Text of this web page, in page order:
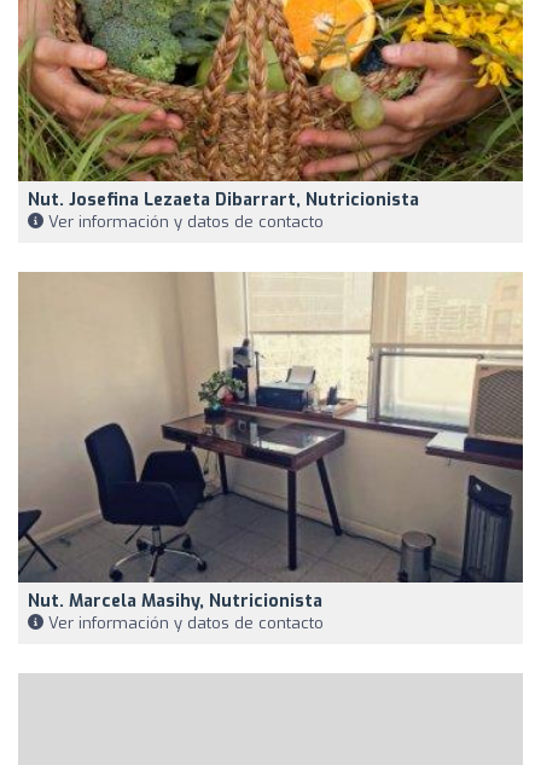
Nut. Josefina Lezaeta Dibarrart, Nutricionista
Ver información y datos de contacto
Nut. Marcela Masihy, Nutricionista
Ver información y datos de contacto